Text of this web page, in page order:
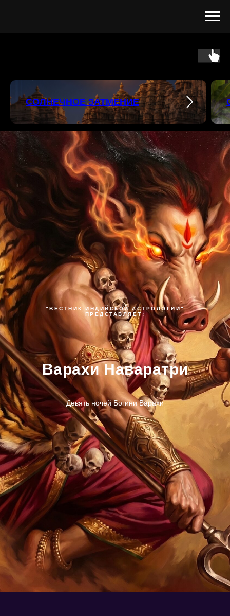
СОЛНЕЧНОЕ ЗАТМЕНИЕ
"ВЕСТНИК ИНДИЙСКОЙ АСТРОЛОГИИ"
ПРЕДСТАВЛЯЕТ:
Варахи Наваратри
Девять ночей Богини Варахи